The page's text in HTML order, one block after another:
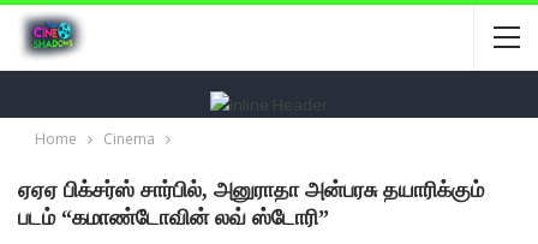
Home Cinema
ஏஏஏ பிக்சர்ஸ் சார்பில், அனுராதா அன்பரசு தயாரிக்கும்
படம் “கமாண்டோவின் லவ் ஸ்டோரி”